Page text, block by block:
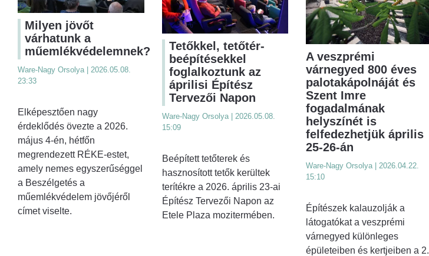
Milyen jövőt
várhatunk a
műemlékvédelemnek?
Ware-Nagy Orsolya | 2026.05.08.
23:33
Elképesztően nagy
érdeklődés övezte a 2026.
május 4-én, hétfőn
megrendezett RÉKE-estet,
amely nemes egyszerűséggel
a Beszélgetés a
műemlékvédelem jövőjéről
címet viselte.
Tetőkkel, tetőtér-
beépítésekkel
foglalkoztunk az
áprilisi Építész
Tervezői Napon
Ware-Nagy Orsolya | 2026.05.08.
15:09
Beépített tetőterek és
hasznosított tetők kerültek
terítékre a 2026. április 23-ai
Építész Tervezői Napon az
Etele Plaza mozitermében.
A veszprémi
várnegyed 800 éves
palotakápolnáját és
Szent Imre
fogadalmának
helyszínét is
felfedezhetjük április
25-26-án
Ware-Nagy Orsolya | 2026.04.22.
15:10
Építészek kalauzolják a
látogatókat a veszprémi
várnegyed különleges
épületeiben és kertjeiben a 2.